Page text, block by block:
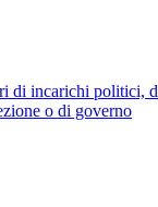
di incarichi politici,
o di governo